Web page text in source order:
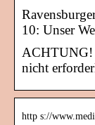
10: Unser
ACHTUNG!
nicht
http s://